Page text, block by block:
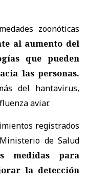
zoonóticas
al aumento del
que pueden
las personas.
del hantavirus,
aviar.
registrados
de Salud
medidas para
la detección